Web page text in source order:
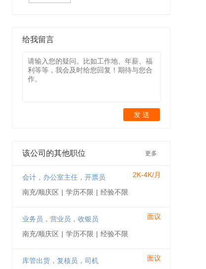
给我留言
发 送
该公司的其他职位 更多
会计，办公室主任，开票员 2K-4K/月
南充/顺庆区 | 学历不限 | 经验不限
业务员，营业员，收银员 面议
南充/顺庆区 | 学历不限 | 经验不限
库管出货，复核员，司机 面议